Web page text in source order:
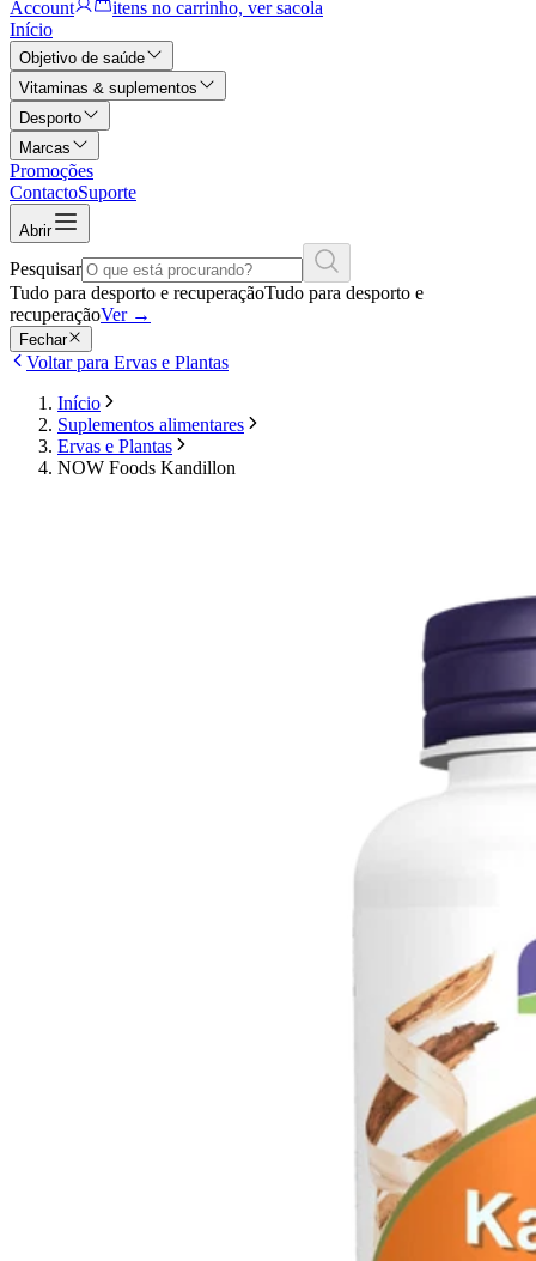
Account
itens no carrinho, ver sacola
Início
Objetivo de saúde
Vitaminas & suplementos
Desporto
Marcas
Promoções
ContactoSuporte
Abrir
Pesquisar
Tudo para desporto e recuperaçãoTudo para desporto e
recuperaçãoVer →
Fechar
Voltar para Ervas e Plantas
Início
Suplementos alimentares
Ervas e Plantas
NOW Foods Kandillon